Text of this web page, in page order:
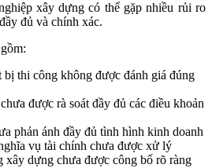
xây dựng có thể gặp nhiều rủi ro
đủ và chính xác.
bị thi công không được đánh giá đúng
được rà soát đầy đủ các điều khoản
phản ánh đầy đủ tình hình kinh doanh
vụ tài chính chưa được xử lý
xây dựng chưa được công bố rõ ràng